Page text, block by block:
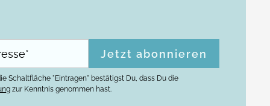
Schaltfläche "Eintragen" bestätigst Du, dass Du die
zur Kenntnis genommen hast.